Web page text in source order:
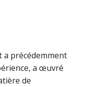
a précédemment
a œuvré
de